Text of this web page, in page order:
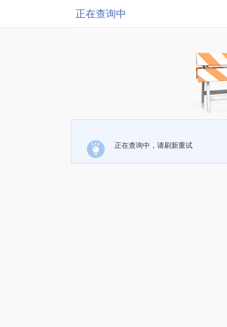
正在查询中
正在查询中，请刷新重试